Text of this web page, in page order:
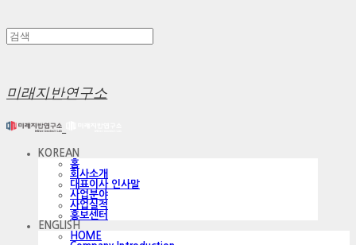
미래지반연구소
KOREAN
홈
회사소개
대표이사 인사말
사업분야
사업실적
홍보센터
ENGLISH
HOME